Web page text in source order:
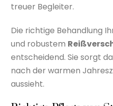
treuer Begleiter.
Die richtige Behandlung
und robustem
entscheidend. Sie sorgt
nach der warmen
aussieht.